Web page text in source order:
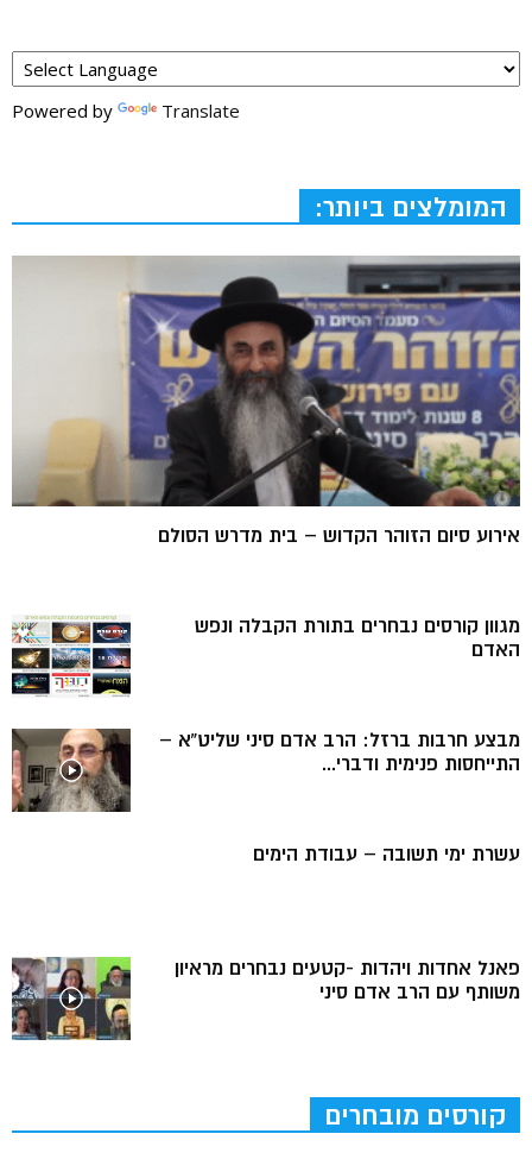
Powered by Translate
המומלצים ביותר:
אירוע סיום הזוהר הקדוש – בית מדרש הסולם
מגוון קורסים נבחרים בתורת הקבלה ונפש
האדם
מבצע חרבות ברזל: הרב אדם סיני שליט”א –
התייחסות פנימית ודברי...
עשרת ימי תשובה – עבודת הימים
פאנל אחדות ויהדות -קטעים נבחרים מראיון
משותף עם הרב אדם סיני
קורסים מובחרים